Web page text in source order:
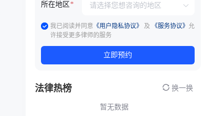
所在地区
我已阅读并同意 《用户隐私协议》 及 《服务协议》 允
许接受更多律师的服务
立即预约
法律热榜 换一换
暂无数据